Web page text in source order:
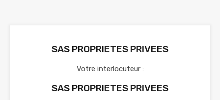
SAS PROPRIETES PRIVEES
Votre interlocuteur :
SAS PROPRIETES PRIVEES